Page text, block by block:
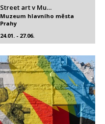
Street art v Mu…
24.01. - 27.06.
Muzeum hlavního města
Prahy